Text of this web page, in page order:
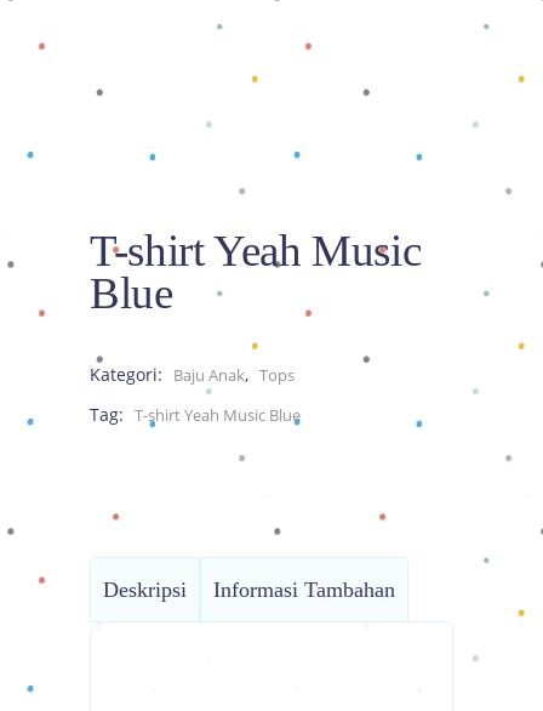
T-shirt Yeah Music
Blue
Kategori: Baju Anak, Tops
Tag: T-shirt Yeah Music Blue
Deskripsi Informasi Tambahan